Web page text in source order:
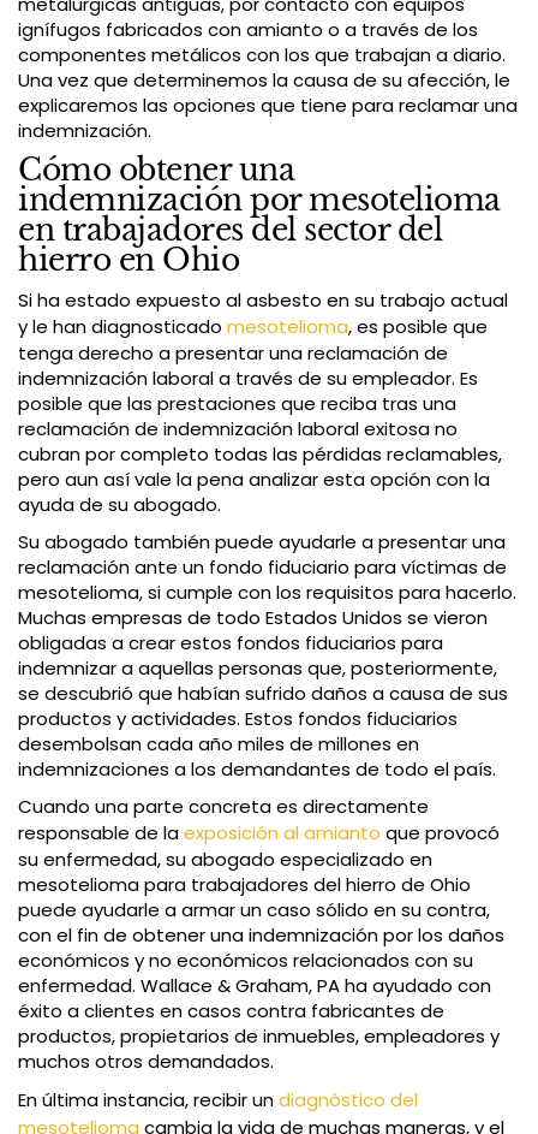
ignífugos fabricados con amianto o a través de los
componentes metálicos con los que trabajan a diario.
Una vez que determinemos la causa de su afección, le
explicaremos las opciones que tiene para reclamar una
indemnización.
Cómo obtener una
indemnización por mesotelioma
en trabajadores del sector del
hierro en Ohio
Si ha estado expuesto al asbesto en su trabajo actual
y le han diagnosticado mesotelioma, es posible que
tenga derecho a presentar una reclamación de
indemnización laboral a través de su empleador. Es
posible que las prestaciones que reciba tras una
reclamación de indemnización laboral exitosa no
cubran por completo todas las pérdidas reclamables,
pero aun así vale la pena analizar esta opción con la
ayuda de su abogado.
Su abogado también puede ayudarle a presentar una
reclamación ante un fondo fiduciario para víctimas de
mesotelioma, si cumple con los requisitos para hacerlo.
Muchas empresas de todo Estados Unidos se vieron
obligadas a crear estos fondos fiduciarios para
indemnizar a aquellas personas que, posteriormente,
se descubrió que habían sufrido daños a causa de sus
productos y actividades. Estos fondos fiduciarios
desembolsan cada año miles de millones en
indemnizaciones a los demandantes de todo el país.
Cuando una parte concreta es directamente
responsable de laexposición al amianto que provocó
su enfermedad, su abogado especializado en
mesotelioma para trabajadores del hierro de Ohio
puede ayudarle a armar un caso sólido en su contra,
con el fin de obtener una indemnización por los daños
económicos y no económicos relacionados con su
enfermedad. Wallace & Graham, PA ha ayudado con
éxito a clientes en casos contra fabricantes de
productos, propietarios de inmuebles, empleadores y
muchos otros demandados.
En última instancia, recibir undiagnóstico del
mesotelioma cambia la vida de muchas maneras, y el